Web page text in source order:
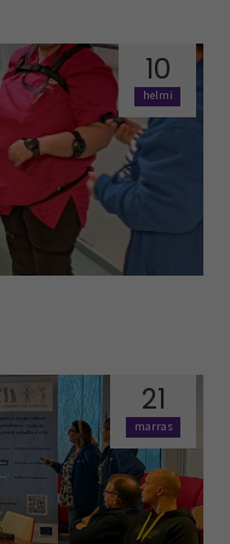
10
helmi
21
marras